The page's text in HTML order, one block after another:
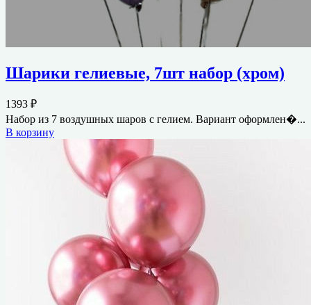
Шарики гелиевые, 7шт набор (хром)
1393 ₽
Набор из 7 воздушных шаров с гелием. Вариант оформлен�...
В корзину